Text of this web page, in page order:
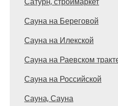
Сауна на Береговой
Сауна на Илекской
Сауна на Раевском
Сауна на Российской
Сауна, Сауна